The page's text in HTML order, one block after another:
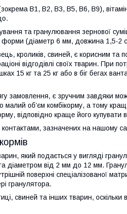
B1, B2, B3, B5, B6, B9),
та гранулювання зернової
форми (діаметр 6 мм, довжина 1,5-2
кроликів, свиней, є корисним та
відгодівлі своїх тварин. При
15 кг та 25 кг або в біг бегах
замовлення, є зручним завдяки
малий об’єм комбікорму, а тому
відповідно краще його купувати в
зазначених на нашому
який подається у вигляді
діаметром від 2 мм до 12 мм.
поверхні спеціалізованої
гранулятора.
свиней та інших тварин, оскільки в